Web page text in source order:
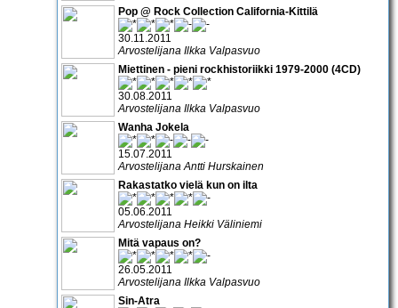
Pop @ Rock Collection California-Kittilä
30.11.2011
Arvostelijana Ilkka Valpasvuo
Miettinen - pieni rockhistoriikki 1979-2000 (4CD)
30.08.2011
Arvostelijana Ilkka Valpasvuo
Wanha Jokela
15.07.2011
Arvostelijana Antti Hurskainen
Rakastatko vielä kun on ilta
05.06.2011
Arvostelijana Heikki Väliniemi
Mitä vapaus on?
26.05.2011
Arvostelijana Ilkka Valpasvuo
Sin-Atra